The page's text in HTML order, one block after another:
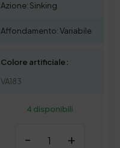
Azione: Sinking
Affondamento: Variabile
Colore artificiale:
VA183
4 disponibili
- +